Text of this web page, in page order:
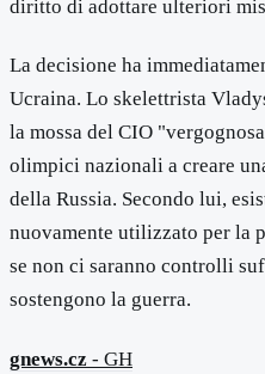
diritto di adottare ulteriori
La decisione ha
Ucraina. Lo skelettrista
la mossa del CIO
olimpici nazionali a creare
della Russia. Secondo lui,
nuovamente utilizzato per la
se non ci saranno controlli
sostengono la guerra.
gnews.cz - GH